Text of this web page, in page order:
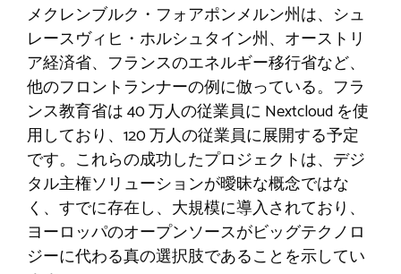
メクレンブルク・フォアポンメルン州は、シュ
レースヴィヒ・ホルシュタイン州、オーストリ
ア経済省、フランスのエネルギー移行省など、
他のフロントランナーの例に倣っている。フラ
ンス教育省は 40 万人の従業員に Nextcloud を使
用しており、120 万人の従業員に展開する予定
です。これらの成功したプロジェクトは、デジ
タル主権ソリューションが曖昧な概念ではな
く、すでに存在し、大規模に導入されており、
ヨーロッパのオープンソースがビッグテクノロ
ジーに代わる真の選択肢であることを示してい